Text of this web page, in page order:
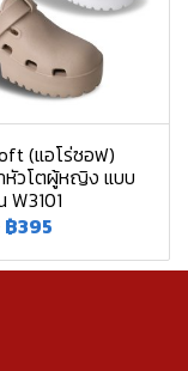
(แอโร่ซอฟ)
หัวโตผู้หญิง แบบ
W3101
฿395